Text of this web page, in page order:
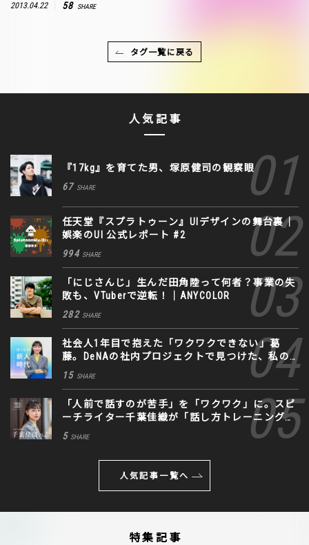
2013.04.22 58 SHARE
タグ一覧に戻る
人気記事
『17kg』を育てた男、塚原健司の観察眼
67 SHARE
任天堂『スプラトゥーン』UIデザインの舞台裏｜
娯楽のUI 公式レポート #2
994 SHARE
「にじさんじ」生んだ田角陸って何者？事業の失
敗も、VTuberで逆転！｜ANYCOLOR
282 SHARE
社会人1年目で抱えた「ワクワクできない」葛
藤。DeNAの社内プロジェクトで見つけた、私の
生きる道
15 SHARE
「人前で話すのが苦手」を「ワクワク」に。スピ
ーチライター千葉佳織が「話し方トレーニング」
に込めた思い
5 SHARE
人気記事一覧へ
特集記事